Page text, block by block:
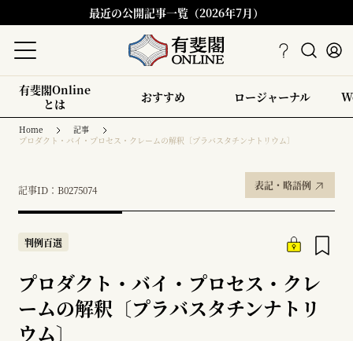
最近の公開記事一覧（2026年7月）
有斐閣Online
とは
おすすめ ロージャーナル
Home
記事
プロダクト・バイ・プロセス・クレームの解釈〔プラバスタチンナトリウム〕
記事ID：B0275074 表記・略語例
判例百選
プロダクト・バイ・プロセス・クレ
ームの解釈〔プラバスタチンナトリ
ウム〕